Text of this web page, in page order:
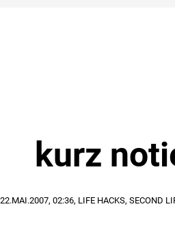
kurz
22.MAI.2007, 02:36, LIFE HACKS, SECOND